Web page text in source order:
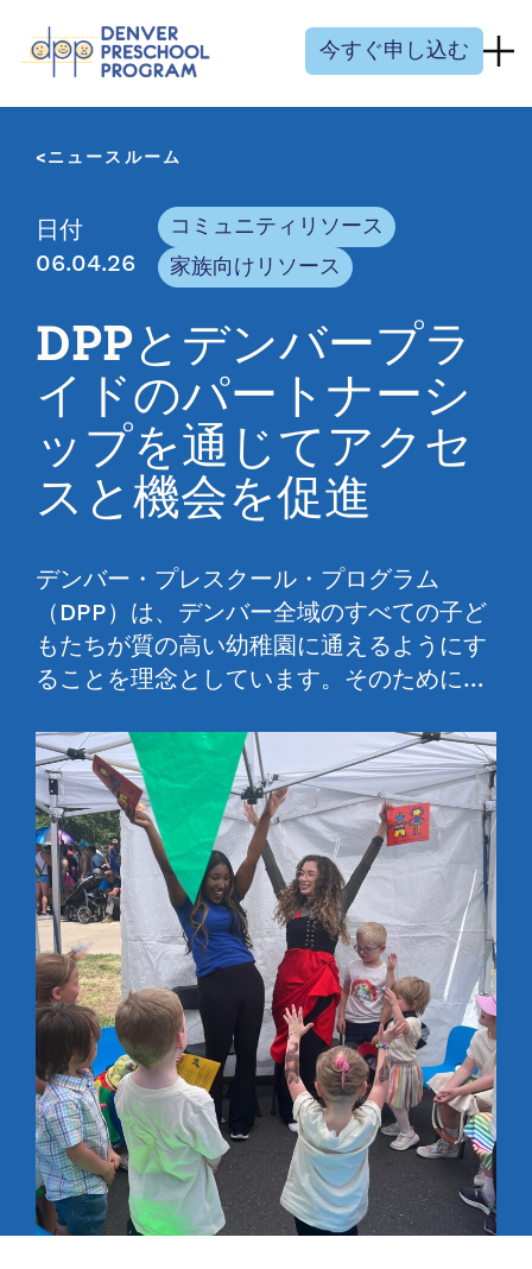
今すぐ申し込む
ニュースルーム
日付
06.04.26
コミュニティリソース
家族向けリソース
DPPとデンバープラ
イドのパートナーシ
ップを通じてアクセ
スと機会を促進
デンバー・プレスクール・プログラム
（DPP）は、デンバー全域のすべての子ど
もたちが質の高い幼稚園に通えるようにす
ることを理念としています。そのために…